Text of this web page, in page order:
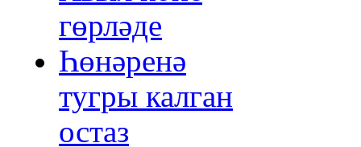
гөрләде
Һөнәренә
тугры калган
остаз